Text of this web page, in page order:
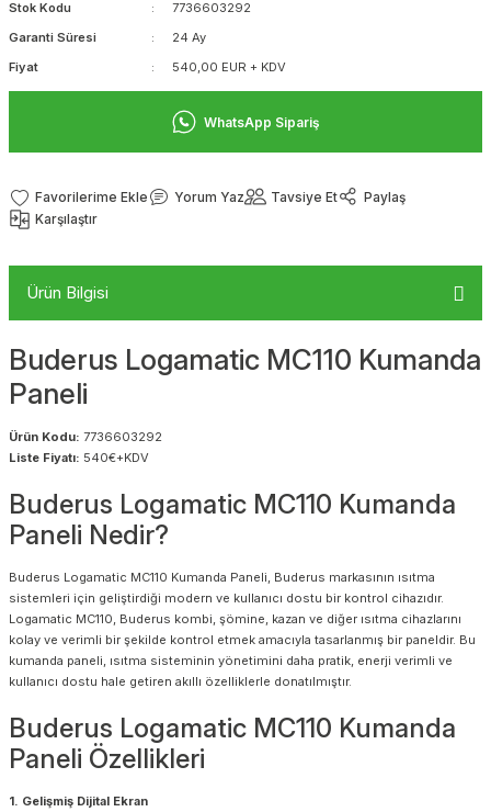
Stok Kodu
7736603292
Garanti Süresi
24 Ay
Fiyat
540,00 EUR + KDV
WhatsApp Sipariş
Yorum Yaz Tavsiye Et
Paylaş
Karşılaştır
Ürün Bilgisi
Buderus Logamatic MC110 Kumanda
Paneli
Ürün Kodu: 7736603292
Liste Fiyatı: 540€+KDV
Buderus Logamatic MC110 Kumanda
Paneli Nedir?
Buderus Logamatic MC110 Kumanda Paneli, Buderus markasının ısıtma
sistemleri için geliştirdiği modern ve kullanıcı dostu bir kontrol cihazıdır.
Logamatic MC110, Buderus kombi, şömine, kazan ve diğer ısıtma cihazlarını
kolay ve verimli bir şekilde kontrol etmek amacıyla tasarlanmış bir paneldir. Bu
kumanda paneli, ısıtma sisteminin yönetimini daha pratik, enerji verimli ve
kullanıcı dostu hale getiren akıllı özelliklerle donatılmıştır.
Buderus Logamatic MC110 Kumanda
Paneli Özellikleri
1. Gelişmiş Dijital Ekran